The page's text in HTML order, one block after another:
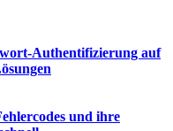
Authentifizierung auf
und ihre